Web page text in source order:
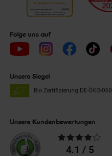
Folge uns auf
Unsere Siegel
Bio Zertifizierung DE-ÖKO-060
Unsere Kundenbewertungen
Durchschnittliche
Bewertungen4.1 / 5